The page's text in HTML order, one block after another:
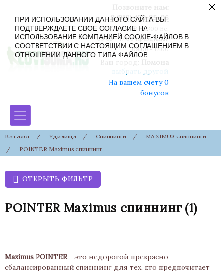
8 (916) 430-85-06
Пн-Сб: 09:00 - 19:00 Вс:
09:00 - 17:00 Праздники:
09:00 - 17:00
На вашем счету 0
бонусов
Каталог / Удилища / Спиннинги /
MAXIMUS спиннинги
/
POINTER Maximus спиннинг
ОТКРЫТЬ ФИЛЬТР
POINTER Maximus спиннинг (1)
Maximus POINTER- это недорогой прекрасно
сбалансированный спиннинг для тех, кто предпочитает
ПРИ ИСПОЛЬЗОВАНИИ ДАННОГО САЙТА ВЫ
ПОДТВЕРЖДАЕТЕ СВОЕ СОГЛАСИЕ НА
ИСПОЛЬЗОВАНИЕ КОМПАНИЕЙ COOKIE-ФАЙЛОВ В
СООТВЕТСТВИИ С НАСТОЯЩИМ СОГЛАШЕНИЕМ В
ОТНОШЕНИИ ДАННОГО ТИПА ФАЙЛОВ
×